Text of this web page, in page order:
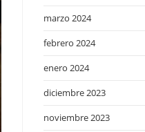
marzo 2024
febrero 2024
enero 2024
diciembre 2023
noviembre 2023